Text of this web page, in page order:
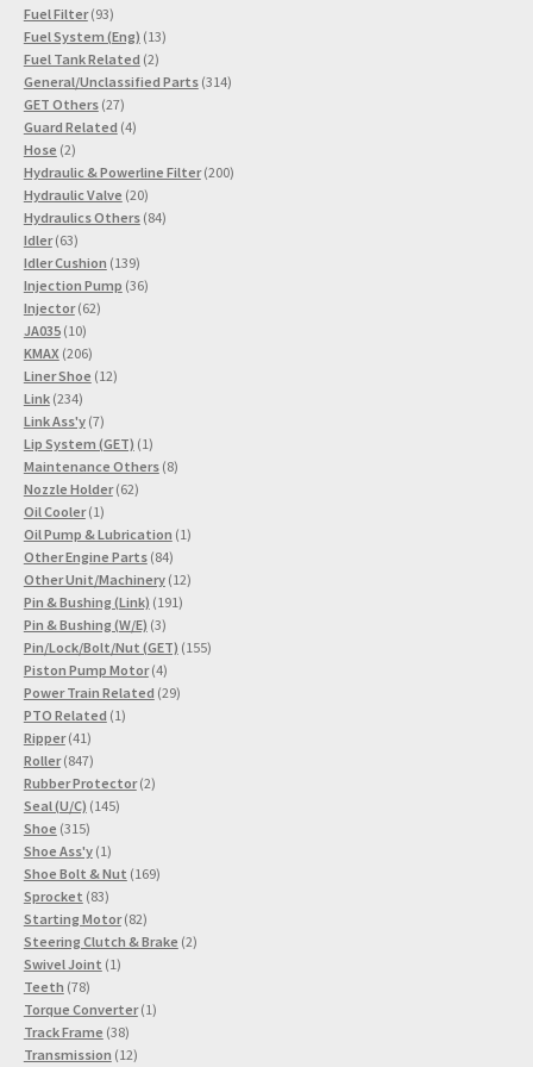
Produkte
Fuel Filter 9393
Produkte
Fuel System (Eng) 1313
Fuel Tank Related 22
Produkte
General/Unclassified Parts 314314
GET Others 2727
Produkte
Guard Related 44
Hose 22
Produkte
Hydraulic & Powerline Filter 200200
Hydraulic Valve 2020
Produkte
Hydraulics Others 8484
Idler 6363
Produkte
Idler Cushion 139139
Produkte
Injection Pump 3636
Injector 6262
JA035 1010
Produkte
KMAX 206206
Produkte
Liner Shoe 1212
Link 234234
Produkte
Link Ass'y 77
Produkte
Lip System (GET) 11
Produkt
Maintenance Others 88
Nozzle Holder 6262
Oil Cooler 11
Produkt
Oil Pump & Lubrication 11
Other Engine Parts 8484
Produkte
Other Unit/Machinery 1212
Pin & Bushing (Link) 191191
Pin & Bushing (W/E) 33
Produkte
Pin/Lock/Bolt/Nut (GET) 155155
Piston Pump Motor 44
Produkte
Power Train Related 2929
PTO Related 11
Ripper 4141
Produkte
Roller 847847
Produkte
Rubber Protector 22
Seal (U/C) 145145
Shoe 315315
Produkte
Shoe Ass'y 11
Produkt
Shoe Bolt & Nut 169169
Sprocket 8383
Produkte
Starting Motor 8282
Produkte
Steering Clutch & Brake 22
Swivel Joint 11
Teeth 7878
Produkte
Torque Converter 11
Track Frame 3838
Produkte
Transmission 1212